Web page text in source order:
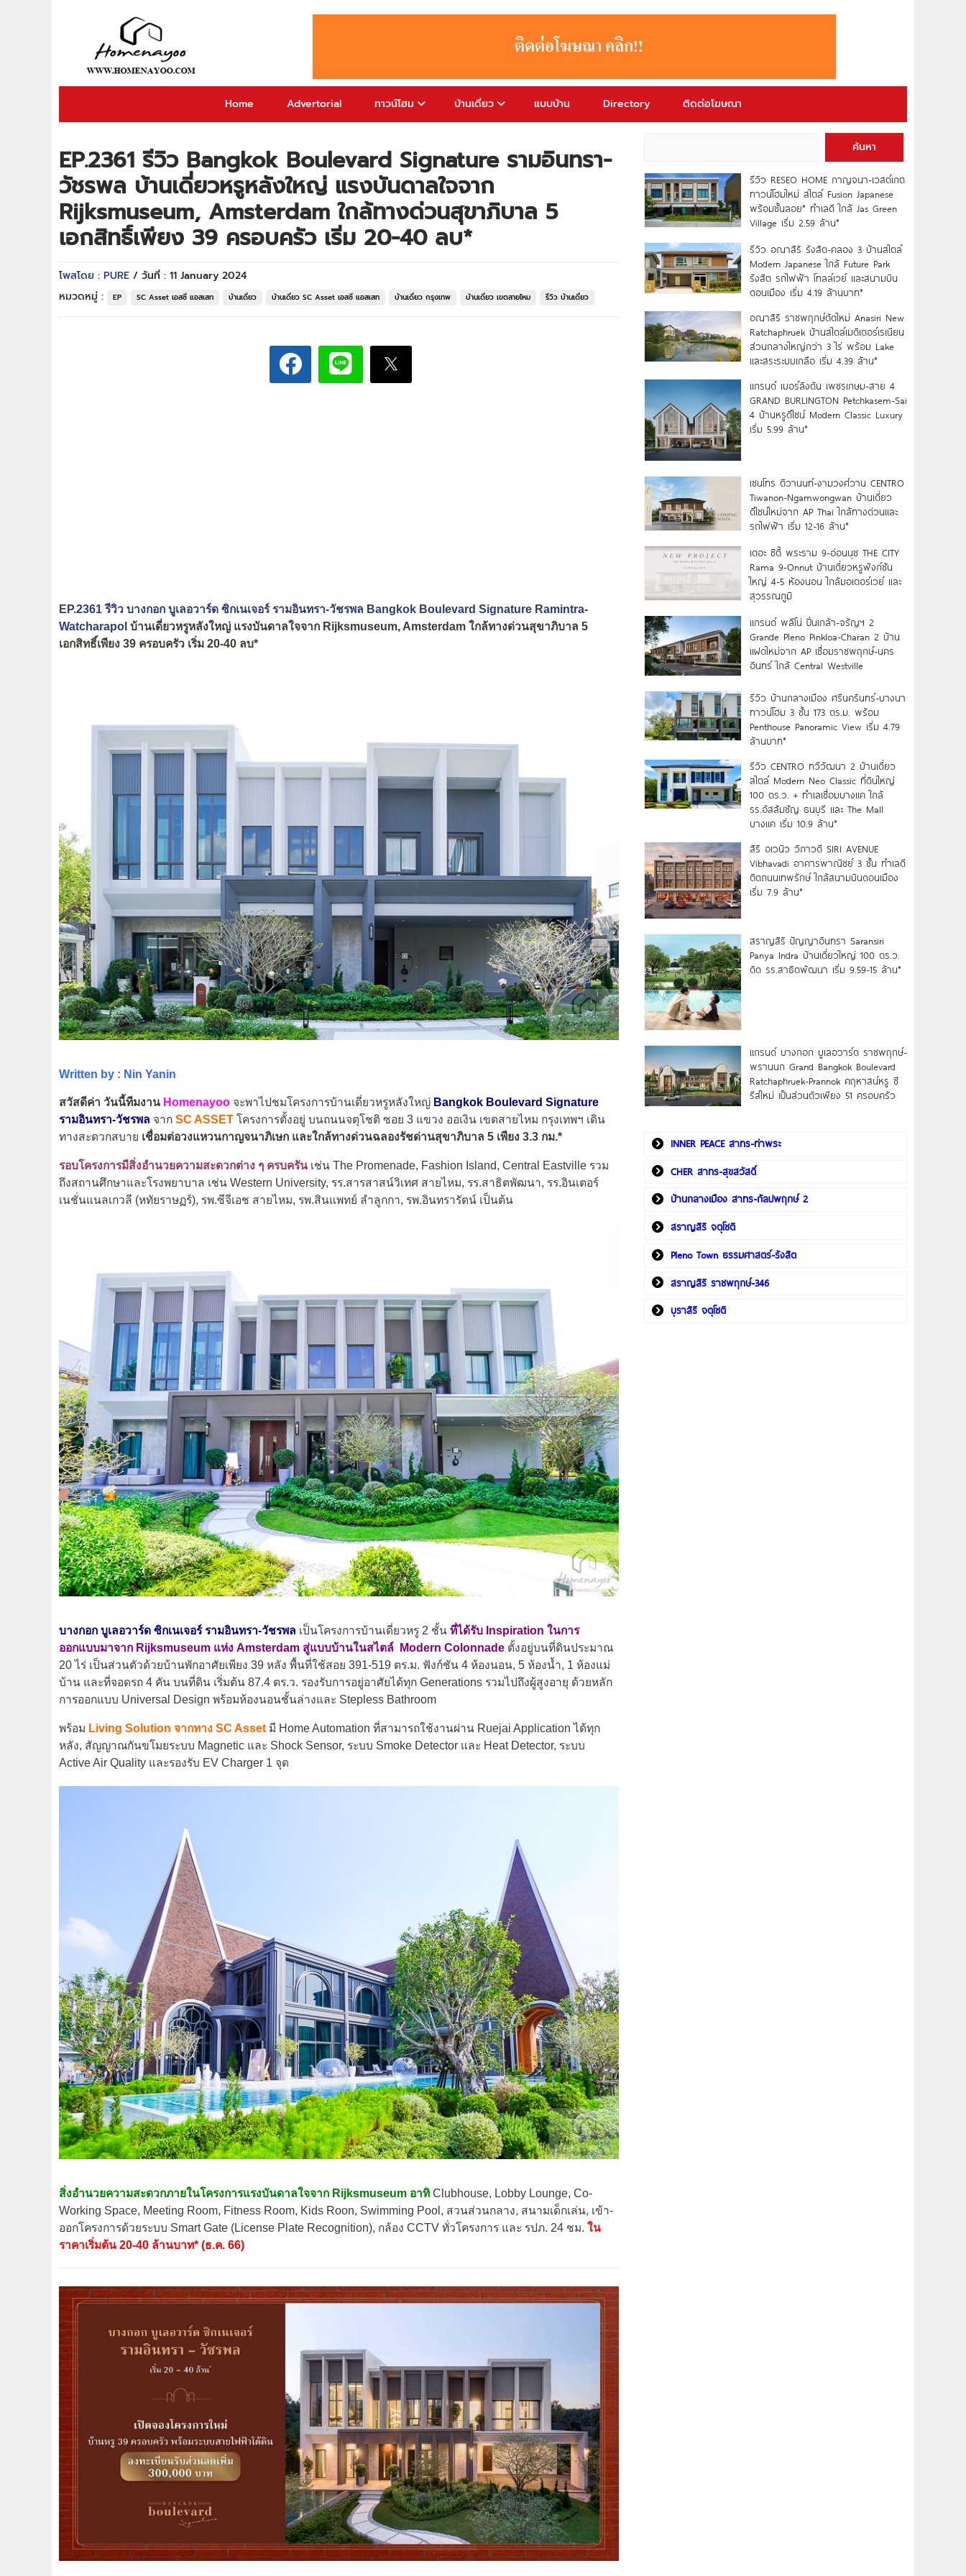
Home Advertorial ทาวน์โฮม บ้านเดี่ยว แบบบ้าน Directory ติดต่อโฆษณา
EP.2361 รีวิว Bangkok Boulevard Signature รามอินทรา-
วัชรพล บ้านเดี่ยวหรูหลังใหญ่ แรงบันดาลใจจาก
Rijksmuseum, Amsterdam ใกล้ทางด่วนสุขาภิบาล 5
เอกสิทธิ์เพียง 39 ครอบครัว เริ่ม 20-40 ลบ*
โพสโดย : PURE / วันที่ : 11 January 2024
หมวดหมู่ :
EP SC Asset เอสซี แอสเสท บ้านเดี่ยว บ้านเดี่ยว SC Asset เอสซี แอสเสท บ้านเดี่ยว กรุงเทพ บ้านเดี่ยว เขตสายไหม รีวิว บ้านเดี่ยว
EP.2361 รีวิว บางกอก บูเลอวาร์ด ซิกเนเจอร์ รามอินทรา-วัชรพล Bangkok Boulevard Signature Ramintra-
Watcharapol บ้านเดี่ยวหรูหลังใหญ่ แรงบันดาลใจจาก Rijksmuseum, Amsterdam ใกล้ทางด่วนสุขาภิบาล 5
เอกสิทธิ์เพียง 39 ครอบครัว เริ่ม 20-40 ลบ*
Written by : Nin Yanin
สวัสดีค่า วันนี้ทีมงาน Homenayoo จะพาไปชมโครงการบ้านเดี่ยวหรูหลังใหญ่ Bangkok Boulevard Signature
รามอินทรา-วัชรพล จาก SC ASSET โครงการตั้งอยู่ บนถนนจตุโชติ ซอย 3 แขวง ออเงิน เขตสายไหม กรุงเทพฯ เดิน
ทางสะดวกสบาย เชื่อมต่อวงแหวนกาญจนาภิเษก และใกล้ทางด่วนฉลองรัชด่านสุขาภิบาล 5 เพียง 3.3 กม.*
รอบโครงการมีสิ่งอำนวยความสะดวกต่าง ๆ ครบครัน เช่น The Promenade, Fashion Island, Central Eastville รวม
ถึงสถานศึกษาและโรงพยาบาล เช่น Western University, รร.สารสาสน์วิเทศ สายไหม, รร.สาธิตพัฒนา, รร.อินเตอร์
เนชั่นแนลเกวลี (หทัยราษฏร์), รพ.ซีจีเอช สายไหม, รพ.สินแพทย์ ลำลูกกา, รพ.อินทรารัตน์ เป็นต้น
บางกอก บูเลอวาร์ด ซิกเนเจอร์ รามอินทรา-วัชรพล เป็นโครงการบ้านเดี่ยวหรู 2 ชั้น ที่ได้รับ Inspiration ในการ
ออกแบบมาจาก Rijksmuseum แห่ง Amsterdam สู่แบบบ้านในสไตล์
Modern Colonnade ตั้งอยู่บนที่ดินประมาณ
20 ไร่ เป็นส่วนตัวด้วยบ้านพักอาศัยเพียง 39 หลัง พื้นที่ใช้สอย 391-519 ตร.ม. ฟังก์ชัน 4 ห้องนอน, 5 ห้องน้ำ, 1 ห้องแม่
บ้าน และที่จอดรถ 4 คัน บนที่ดิน เริ่มต้น 87.4 ตร.ว. รองรับการอยู่อาศัยได้ทุก Generations รวมไปถึงผู้สูงอายุ ด้วยหลัก
การออกแบบ Universal Design พร้อมห้องนอนชั้นล่างและ Stepless Bathroom
พร้อม Living Solution จากทาง SC Asset มี Home Automation ที่สามารถใช้งานผ่าน Ruejai Application ได้ทุก
หลัง, สัญญาณกันขโมยระบบ Magnetic และ Shock Sensor, ระบบ Smoke Detector และ Heat Detector, ระบบ
Active Air Quality และรองรับ EV Charger 1 จุด
สิ่งอำนวยความสะดวกภายในโครงการแรงบันดาลใจจาก Rijksmuseum อาทิ Clubhouse, Lobby Lounge, Co-
Working Space, Meeting Room, Fitness Room, Kids Roon, Swimming Pool, สวนส่วนกลาง, สนามเด็กเล่น, เข้า-
ออกโครงการด้วยระบบ Smart Gate (License Plate Recognition), กล้อง CCTV ทั่วโครงการ และ รปภ. 24 ชม. ใน
ราคาเริ่มต้น 20-40 ล้านบาท* (ธ.ค. 66)
ค้นหา
รีวิว RESEO HOME กาญจนา-เวสต์เกต
ทาวน์โฮมใหม่ สไตล์ Fusion Japanese
พร้อมชั้นลอย* ทำเลดี ใกล้ Jas Green
Village เริ่ม 2.59 ล้าน*
รีวิว อณาสิริ รังสิต-คลอง 3 บ้านสไตล์
Modern Japanese ใกล้ Future Park
รังสิต รถไฟฟ้า โทลล์เวย์ และสนามบิน
ดอนเมือง เริ่ม 4.19 ล้านบาท*
อณาสิริ ราชพฤกษ์ตัดใหม่ Anasiri New
Ratchaphruek บ้านสไตล์เมดิเตอร์เรเนียน
ส่วนกลางใหญ่กว่า 3 ไร่ พร้อม Lake
และสระระบบเกลือ เริ่ม 4.39 ล้าน*
แกรนด์ เบอร์ลิงตัน เพชรเกษม-สาย 4
GRAND BURLINGTON Petchkasem-Sai
4 บ้านหรูดีไซน์ Modern Classic Luxury
เริ่ม 5.99 ล้าน*
เซนโทร ติวานนท์-งามวงศ์วาน CENTRO
Tiwanon-Ngamwongwan บ้านเดี่ยว
ดีไซน์ใหม่จาก AP Thai ใกล้ทางด่วนและ
รถไฟฟ้า เริ่ม 12-16 ล้าน*
เดอะ ซิตี้ พระราม 9-อ่อนนุช THE CITY
Rama 9-Onnut บ้านเดี่ยวหรูฟังก์ชัน
ใหญ่ 4-5 ห้องนอน ใกล้มอเตอร์เวย์ และ
สุวรรณภูมิ
แกรนด์ พลีโน่ ปิ่นเกล้า-จรัญฯ 2
Grande Pleno Pinkloa-Charan 2 บ้าน
แฝดใหม่จาก AP เชื่อมราชพฤกษ์-นคร
อินทร์ ใกล้ Central Westville
รีวิว บ้านกลางเมือง ศรีนครินทร์-บางนา
ทาวน์โฮม 3 ชั้น 173 ตร.ม. พร้อม
Penthouse Panoramic View เริ่ม 4.79
ล้านบาท*
รีวิว CENTRO ทวีวัฒนา 2 บ้านเดี่ยว
สไตล์ Modern Neo Classic ที่ดินใหญ่
100 ตร.ว. + ทำเลเชื่อมบางแค ใกล้
รร.อัสสัมชัญ ธนบุรี และ The Mall
บางแค เริ่ม 10.9 ล้าน*
สิริ อเวนิว วิภาวดี SIRI AVENUE
Vibhavadi อาคารพาณิชย์ 3 ชั้น ทำเลดี
ติดถนนเทพรักษ์ ใกล้สนามบินดอนเมือง
เริ่ม 7.9 ล้าน*
สราญสิริ ปัญญาอินทรา Saransiri
Panya Indra บ้านเดี่ยวใหญ่ 100 ตร.ว.
ดิด รร.สาธิตพัฒนา เริ่ม 9.59-15 ล้าน*
แกรนด์ บางกอก บูเลอวาร์ด ราชพฤกษ์-
พรานนก Grand Bangkok Boulevard
Ratchaphruek-Prannok คฤหาสน์หรู ซี
รีส์ใหม่ เป็นส่วนตัวเพียง 51 ครอบครัว
INNER PEACE สาทร-ท่าพระ
CHER สาทร-สุขสวัสดิ์
บ้านกลางเมือง สาทร-กัลปพฤกษ์ 2
สราญสิริ จตุโชติ
Pleno Town ธรรมศาสตร์-รังสิต
สราญสิริ ราชพฤกษ์-346
บุราสิริ จตุโชติ